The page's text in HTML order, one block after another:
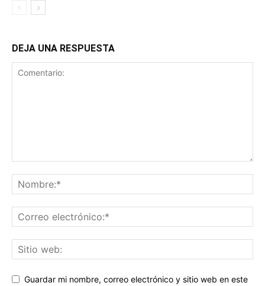
DEJA UNA RESPUESTA
Guardar mi nombre, correo electrónico y sitio web en este